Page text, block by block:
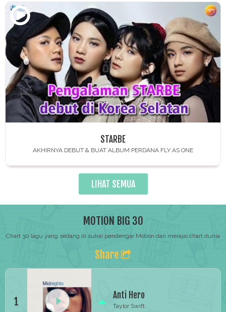
STARBE
AKHIRNYA DEBUT & BUAT ALBUM PERDANA FLY AS ONE
LIHAT SEMUA
MOTION BIG 30
Chart 30 lagu yang sedang di sukai pendengar Motion dan merajai chart dunia
Share
1 Anti Hero
Taylor Swift